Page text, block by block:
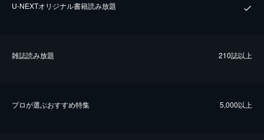
U-NEXTオリジナル書籍読み放題
雑誌読み放題 210誌以上
プロが選ぶおすすめ特集 5,000以上